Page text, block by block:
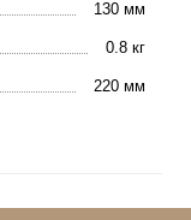
130 мм
0.8 кг
220 мм